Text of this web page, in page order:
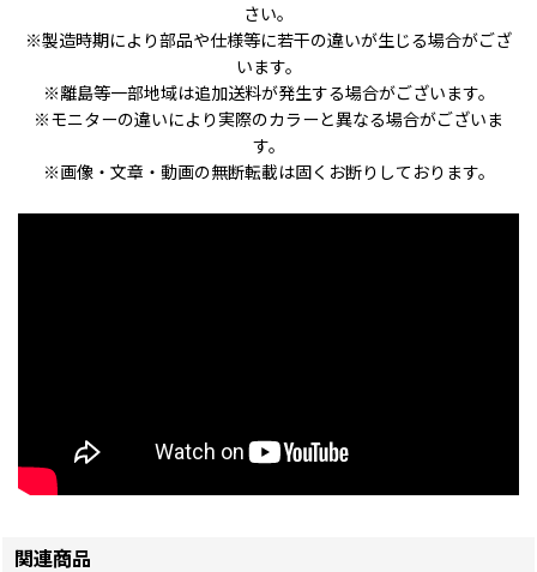
さい。
※製造時期により部品や仕様等に若干の違いが生じる場合がござ
います。
※離島等一部地域は追加送料が発生する場合がございます。
※モニターの違いにより実際のカラーと異なる場合がございま
す。
※画像・文章・動画の無断転載は固くお断りしております。
関連商品